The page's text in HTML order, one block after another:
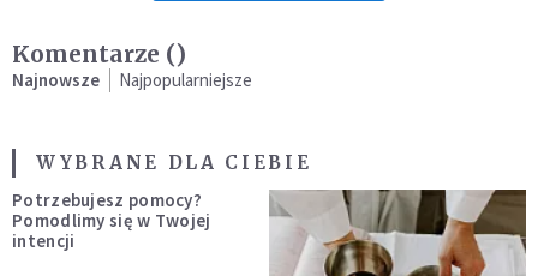
Komentarze ()
Najnowsze Najpopularniejsze
WYBRANE DLA CIEBIE
Potrzebujesz pomocy?
Pomodlimy się w Twojej
intencji